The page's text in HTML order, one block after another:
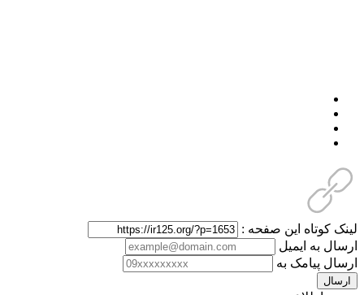
لینک کوتاه این صفحه :
ارسال به ایمیل
ارسال پیامک به
ارسال